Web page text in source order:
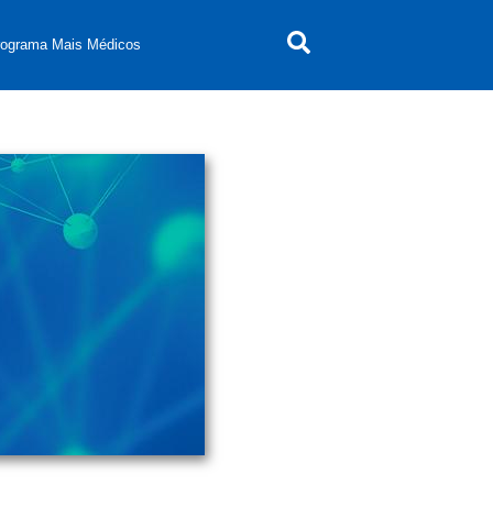
Mais Médicos